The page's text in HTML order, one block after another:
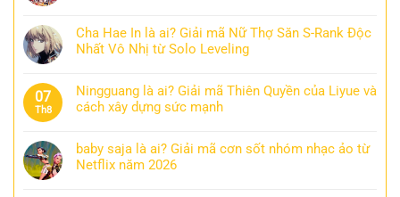
Cha Hae In là ai? Giải mã Nữ Thợ Săn S-Rank Độc
Nhất Vô Nhị từ Solo Leveling
07
Th8
Ningguang là ai? Giải mã Thiên Quyền của Liyue và
cách xây dựng sức mạnh
baby saja là ai? Giải mã cơn sốt nhóm nhạc ảo từ
Netflix năm 2026